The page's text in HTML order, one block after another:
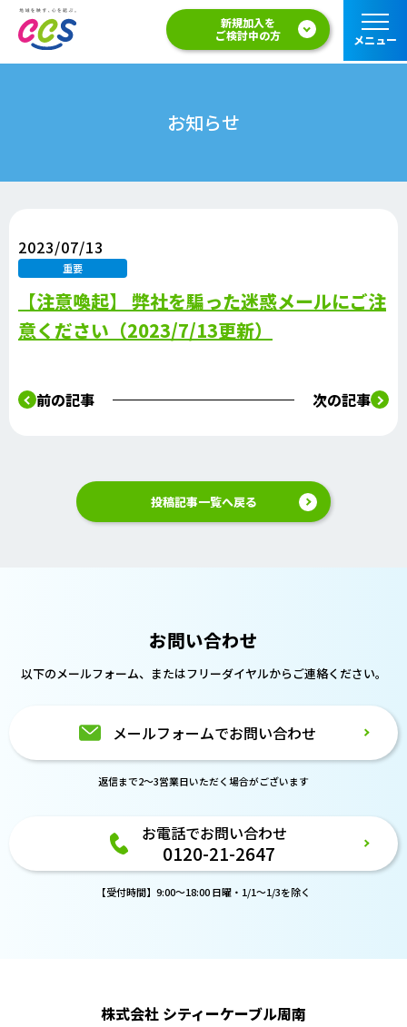
新規加入を
ご検討中の方
メニュー
お知らせ
2023/07/13
重要
【注意喚起】 弊社を騙った迷惑メールにご注
意ください（2023/7/13更新）
前の記事 次の記事
投稿記事一覧へ戻る
お問い合わせ
以下のメールフォーム、またはフリーダイヤルからご連絡ください。
メールフォームでお問い合わせ
返信まで2～3営業日いただく場合がございます
お電話でお問い合わせ
0120-21-2647
【受付時間】9:00～18:00 日曜・1/1～1/3を除く
株式会社 シティーケーブル周南